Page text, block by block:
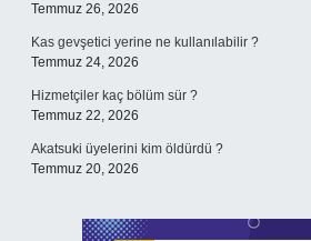
Temmuz 26, 2026
Kas gevşetici yerine ne kullanılabilir ?
Temmuz 24, 2026
Hizmetçiler kaç bölüm sür ?
Temmuz 22, 2026
Akatsuki üyelerini kim öldürdü ?
Temmuz 20, 2026